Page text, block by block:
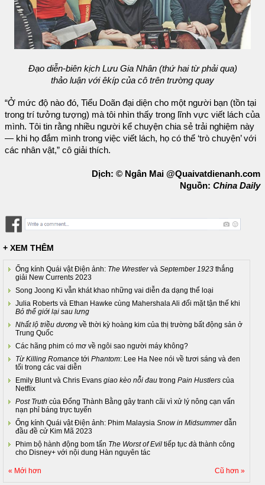
Đạo diễn-biên kịch Lưu Gia Nhân (thứ hai từ phải qua)
thảo luận với êkíp của cô trên trường quay
“Ở mức độ nào đó, Tiểu Doãn đại diện cho một người bạn (tồn tại
trong trí tưởng tượng) mà tôi nhìn thấy trong lĩnh vực viết lách của
mình. Tôi tin rằng nhiều người kể chuyện chia sẻ trải nghiệm này
— khi họ đắm mình trong việc viết lách, họ có thể ‘trò chuyện’ với
các nhân vật,” cô giải thích.
Dịch: © Ngân Mai @Quaivatdienanh.com
Nguồn: China Daily
+ XEM THÊM
Ống kính Quái vật Điện ảnh: The Wrestlervà September 1923 thắng
giải New Currents 2023
Song Joong Ki vẫn khát khao những vai diễn đa dạng thể loại
Julia Roberts và Ethan Hawke cùng Mahershala Ali đối mặt tận thế khi
Bỏ thế giới lại sau lưng
Nhất lộ triều dương về thời kỳ hoàng kim của thị trường bất động sản ở
Trung Quốc
Các hãng phim có mơ về ngôi sao người máy không?
Từ Killing Romance tới Phantom: Lee Ha Nee nói về tươi sáng và đen
tối trong các vai diễn
Emily Blunt và Chris Evans giao kèo nỗi đau trong Pain Hustlers của
Netflix
Post Truth của Đổng Thành Bằng gây tranh cãi vì xử lý nông cạn vấn
nạn phỉ báng trực tuyến
Ống kính Quái vật Điện ảnh: Phim Malaysia Snow in Midsummerdẫn
đầu đề cử Kim Mã 2023
Phim bộ hành động bom tấn The Worst of Evil tiếp tục đà thành công
cho Disney+ với nội dung Hàn nguyên tác
« Mới hơn Cũ hơn »